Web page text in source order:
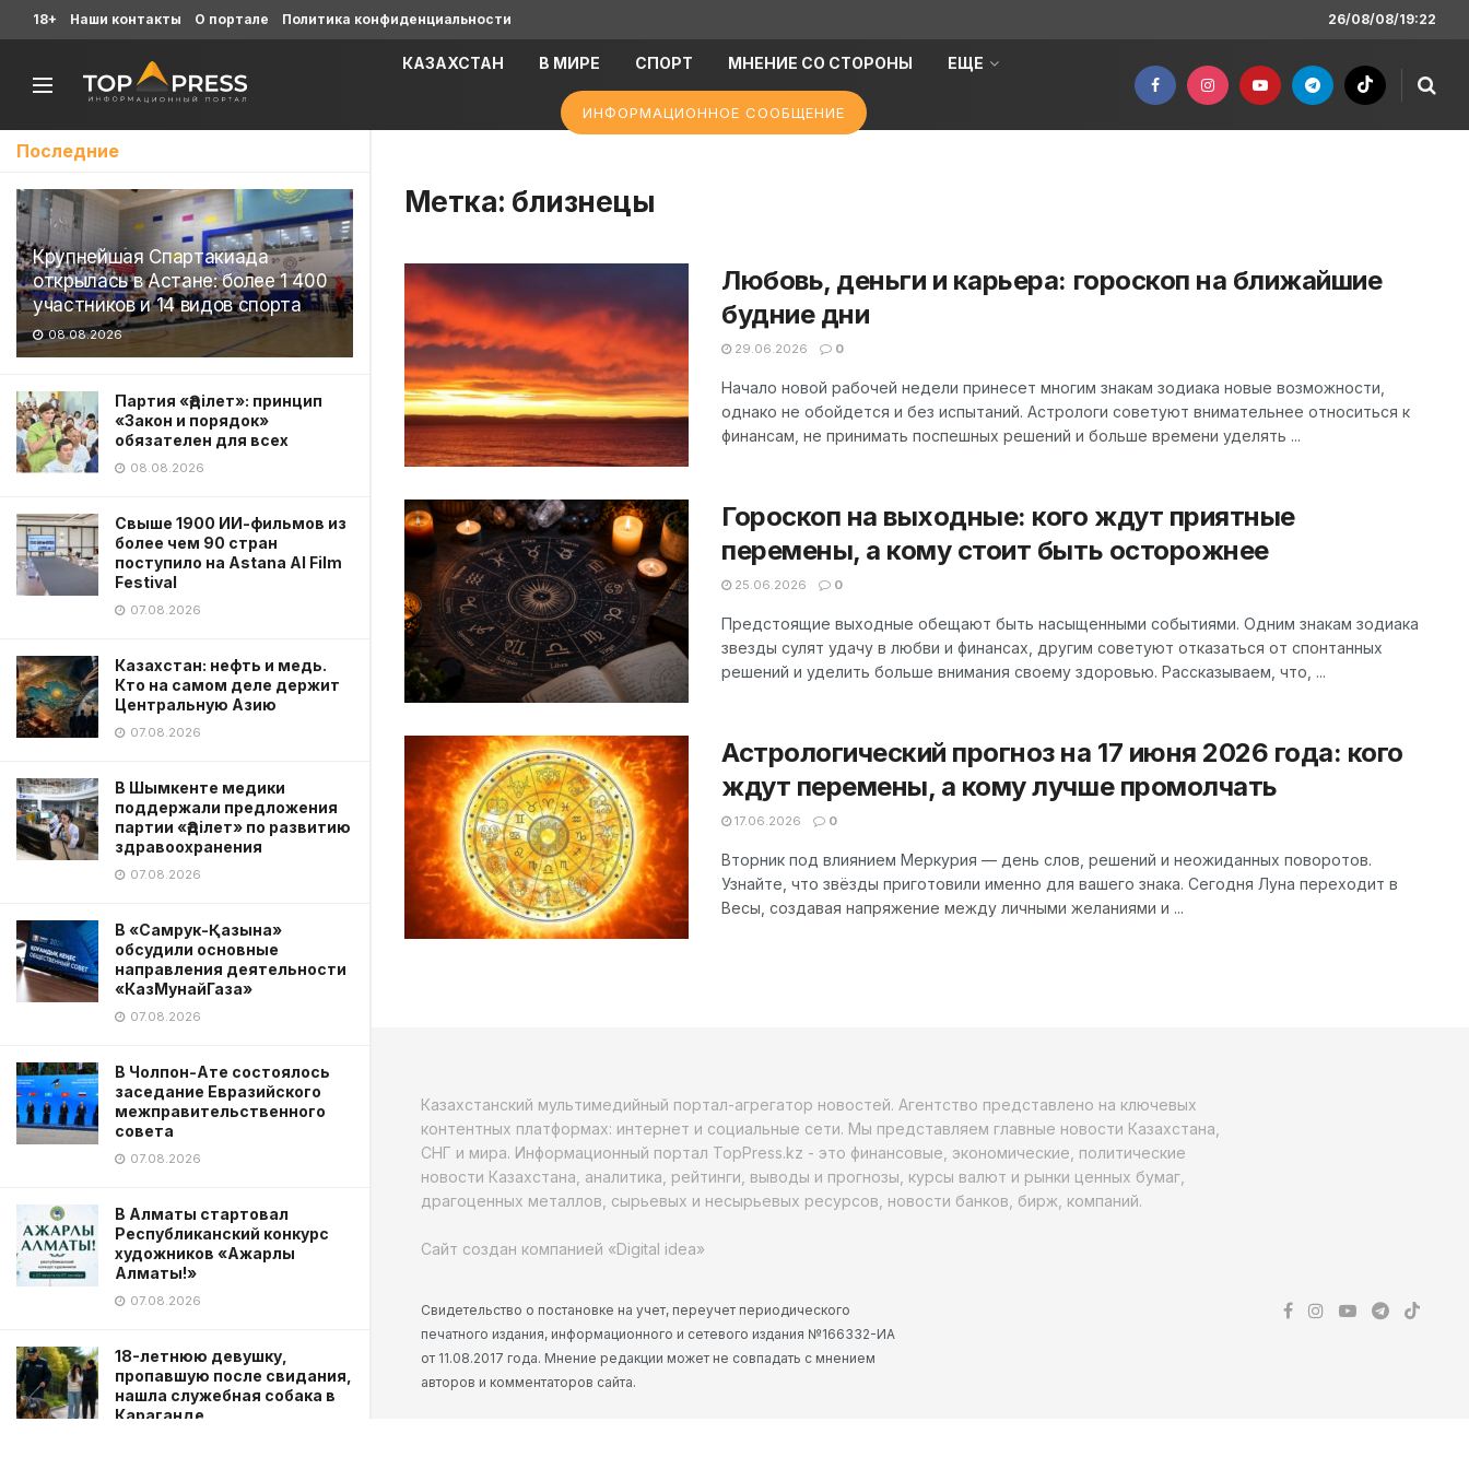
Последние
Крупнейшая Спартакиада
открылась в Астане: более 1 400
участников и 14 видов спорта
08.08.2026
Партия «Әділет»: принцип
«Закон и порядок»
обязателен для всех
08.08.2026
Свыше 1900 ИИ-фильмов из
более чем 90 стран
поступило на Astana AI Film
Festival
07.08.2026
Казахстан: нефть и медь.
Кто на самом деле держит
Центральную Азию
07.08.2026
В Шымкенте медики
поддержали предложения
партии «Әділет» по развитию
здравоохранения
07.08.2026
В «Самрук-Қазына»
обсудили основные
направления деятельности
«КазМунайГаза»
07.08.2026
В Чолпон-Ате состоялось
заседание Евразийского
межправительственного
совета
07.08.2026
В Алматы стартовал
Республиканский конкурс
художников «Ажарлы
Алматы!»
07.08.2026
18-летнюю девушку,
пропавшую после свидания,
нашла служебная собака в
Караганде
18+ Наши контакты О портале Политика конфиденциальности 26/08/08/19:22
КАЗАХСТАН В МИРЕ СПОРТ МНЕНИЕ СО СТОРОНЫ ЕЩЕ
ИНФОРМАЦИОННОЕ СООБЩЕНИЕ
Метка: близнецы
Любовь, деньги и карьера: гороскоп на ближайшие
будние дни
29.06.2026 0
Начало новой рабочей недели принесет многим знакам зодиака новые возможности,
однако не обойдется и без испытаний. Астрологи советуют внимательнее относиться к
финансам, не принимать поспешных решений и больше времени уделять ...
Гороскоп на выходные: кого ждут приятные
перемены, а кому стоит быть осторожнее
25.06.2026 0
Предстоящие выходные обещают быть насыщенными событиями. Одним знакам зодиака
звезды сулят удачу в любви и финансах, другим советуют отказаться от спонтанных
решений и уделить больше внимания своему здоровью. Рассказываем, что, ...
Астрологический прогноз на 17 июня 2026 года: кого
ждут перемены, а кому лучше промолчать
17.06.2026 0
Вторник под влиянием Меркурия — день слов, решений и неожиданных поворотов.
Узнайте, что звёзды приготовили именно для вашего знака. Сегодня Луна переходит в
Весы, создавая напряжение между личными желаниями и ...
Казахстанский мультимедийный портал-агрегатор новостей. Агентство представлено на ключевых
контентных платформах: интернет и социальные сети. Мы представляем главные новости Казахстана,
СНГ и мира. Информационный портал TopPress.kz - это финансовые, экономические, политические
новости Казахстана, аналитика, рейтинги, выводы и прогнозы, курсы валют и рынки ценных бумаг,
драгоценных металлов, сырьевых и несырьевых ресурсов, новости банков, бирж, компаний.
Сайт создан компанией «Digital idea»
Свидетельство о постановке на учет, переучет периодического
печатного издания, информационного и сетевого издания №166332-ИА
от 11.08.2017 года. Мнение редакции может не совпадать с мнением
авторов и комментаторов сайта.